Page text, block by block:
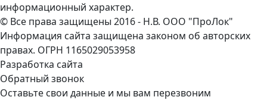
информационный характер.
© Все права защищены 2016 - Н.В. ООО "ПроЛок"
Информация сайта защищена законом об авторских
правах. ОГРН 1165029053958
Разработка сайта
Обратный звонок
Оставьте свои данные и мы вам перезвоним